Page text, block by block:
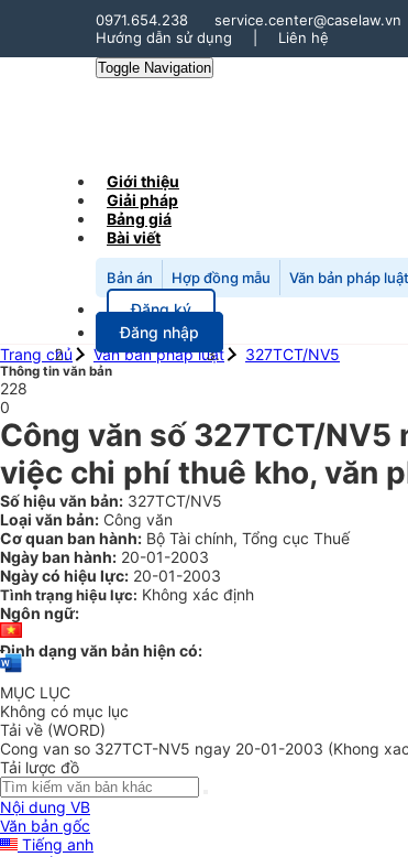
0971.654.238
service.center@caselaw.vn
Hướng dẫn sử dụng
Liên hệ
Toggle Navigation
Giới thiệu
Giải pháp
Bảng giá
Bài viết
Bản án Hợp đồng mẫu Văn bản pháp luật
Đăng ký
Đăng nhập
Trang chủ
Văn bản pháp luật 327TCT/NV5
Thông tin văn bản
228
0
Công văn số 327TCT/
việc chi phí thuê kho, văn
Số hiệu văn bản: 327TCT/NV5
Loại văn bản: Công văn
Cơ quan ban hành: Bộ Tài chính, Tổng cục Thuế
Ngày ban hành: 20-01-2003
Ngày có hiệu lực: 20-01-2003
Tình trạng hiệu lực: Không xác định
Ngôn ngữ:
Định dạng văn bản hiện có:
MỤC LỤC
Không có mục lục
Tải về (WORD)
Cong van so 327TCT-NV5 ngay 20-01-2003 (Khong
Tải lược đồ
Nội dung VB
Văn bản gốc
Tiếng anh